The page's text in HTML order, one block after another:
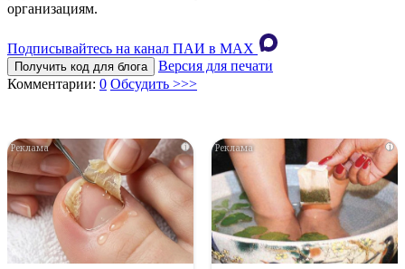
организациям.
Подписывайтесь на канал ПАИ в MAХ
Получить код для блога
Версия для печати
Комментарии: 0 Обсудить >>>
i i